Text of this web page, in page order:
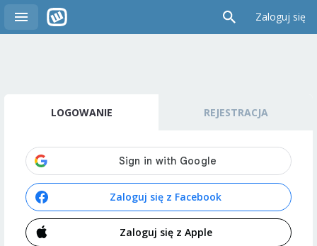
Zaloguj się
LOGOWANIE REJESTRACJA
Zaloguj się z Facebook
Zaloguj się z Apple